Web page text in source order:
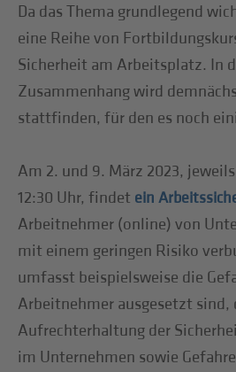
Da das Thema grundlegend
eine Reihe von
Sicherheit am Arbeitsplatz. In
Zusammenhang wird
stattfinden, für den es noch
Am 2. und 9. März 2023,
12:30 Uhr, findet ein
Arbeitnehmer (online) von
mit einem geringen Risiko
umfasst beispielsweise die
Arbeitnehmer ausgesetzt sind,
Aufrechterhaltung der
im Unternehmen sowie